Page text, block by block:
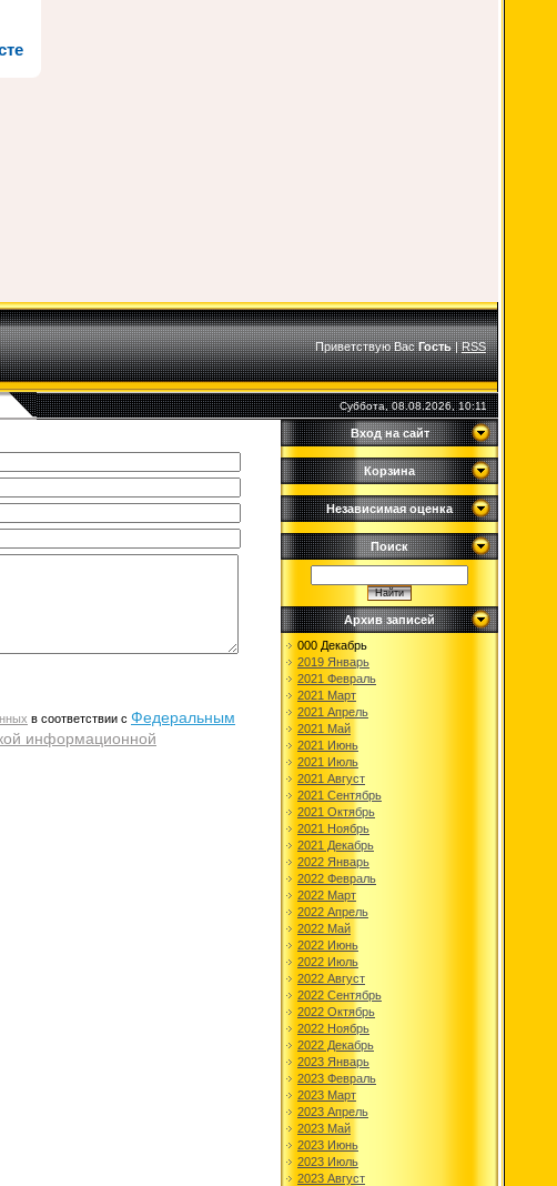
Приветствую Вас Гость|RSS
Суббота, 08.08.2026, 10:11
в соответствии с Федеральным
информационной
Вход на сайт
Корзина
Независимая оценка
Поиск
Архив записей
000 Декабрь
2019 Январь
2021 Февраль
2021 Март
2021 Апрель
2021 Май
2021 Июнь
2021 Июль
2021 Август
2021 Сентябрь
2021 Октябрь
2021 Ноябрь
2021 Декабрь
2022 Январь
2022 Февраль
2022 Март
2022 Апрель
2022 Май
2022 Июнь
2022 Июль
2022 Август
2022 Сентябрь
2022 Октябрь
2022 Ноябрь
2022 Декабрь
2023 Январь
2023 Февраль
2023 Март
2023 Апрель
2023 Май
2023 Июнь
2023 Июль
2023 Август